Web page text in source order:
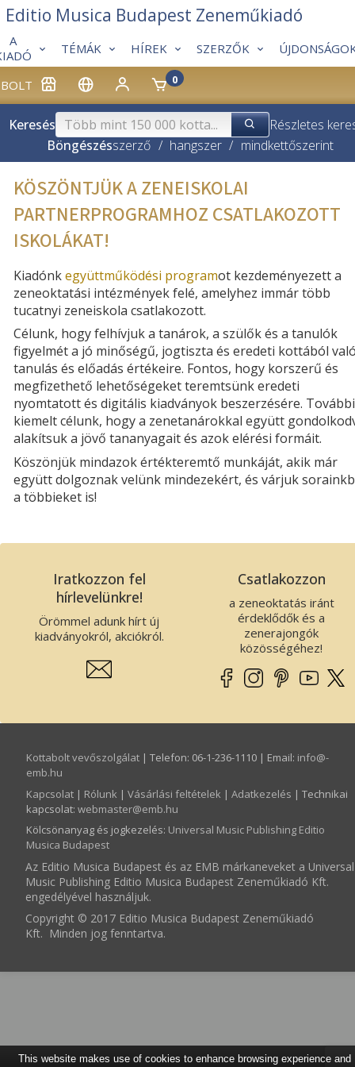
BOLT 0
A
TÉMÁK HÍREK SZERZŐK
Editio Musica Budapest Zeneműkiadó
Keresés
Részletes
Böngészésszerző / hangszer / mindkettőszerint
KÖSZÖNTJÜK A ZENEISKOLAI
PARTNERPROGRAMHOZ CSATLAKOZOTT
ISKOLÁKAT!
Kiadónkegyüttműködési programot kezdeményezett a
zeneoktatási intézmények felé, amelyhez immár több
tucatnyi zeneiskola csatlakozott.
Célunk, hogy felhívjuk a tanárok, a szülők és a tanulók
figyelmét a jó minőségű, jogtiszta és eredeti kottából
tanulás és előadás értékeire. Fontos, hogy korszerű és
megfizethető lehetőségeket teremtsünk eredeti
nyomtatott és digitális kiadványok beszerzésére. További
kiemelt célunk, hogy a zenetanárokkal együtt
alakítsuk a jövő tananyagait és azok elérési formáit.
Köszönjük mindazok értékteremtő munkáját, akik már
együtt dolgoznak velünk mindezekért, és várjuk
a többieket is!
Iratkozzon fel
hírlevelünkre!
Örömmel adunk hírt új
kiadványokról, akciókról.
Csatlakozzon
a zeneoktatás iránt
érdeklődők és a
zenerajongók
közösségéhez!
Kottabolt vevőszolgálat | Telefon: 06-1-236-1110 | Email: info­@­
emb.hu
Kapcsolat | Rólunk | Vásárlási feltételek | Adatkezelés | Technikai
kapcsolat: webmaster­@­emb.hu
Kölcsönanyag és jogkezelés: Universal Music Publishing Editio
Musica Budapest
Az Editio Musica Budapest és az EMB márkaneveket a Universal
Music Publishing Editio Musica Budapest Zeneműkiadó Kft.
engedélyével használjuk.
Copyright © 2017 Editio Musica Budapest Zeneműkiadó
Kft. Minden jog fenntartva.
This website makes use of cookies to enhance browsing experience and